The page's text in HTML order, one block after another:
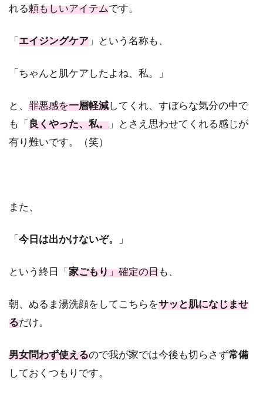
れる頼もしいアイテムです。
「エイジングケア 」という名称も、
「ちゃんと肌ケアしたよね、私。」
と、 罪悪感を一層軽減してくれ、すぼらな気分の中で
も「良くやった、私。 」とさえ思わせてくれる感じが
有り難いです。（笑）
また、
「今日は出かけないぞ。 」
という終日「家ごもり」確定の日も、
朝、ぬるま湯洗顔をしてこちらをサッと肌になじませ
るだけ。
男女問わず使えるので我が家では今後も切らさず常備
しておくつもりです。